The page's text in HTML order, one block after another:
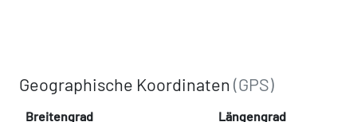
Geographische Koordinaten(GPS)
Breitengrad Längengrad